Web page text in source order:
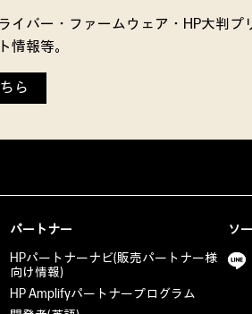
イバー・ファームウェア・HP大判プ
情報等。
ら
パートナー
HPパートナーナビ(販売パートナー様
向け情報)
HP Amplifyパートナープログラム
ソ